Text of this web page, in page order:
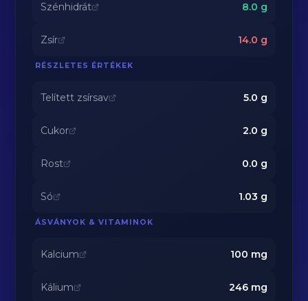
Szénhidrát 8.0 g
Zsír 14.0 g
RÉSZLETES ÉRTÉKEK
Telített zsírsav 5.0 g
Cukor 2.0 g
Rost 0.0 g
Só 1.03 g
ÁSVÁNYOK & VITAMINOK
Kalcium 100 mg
Kálium 246mg